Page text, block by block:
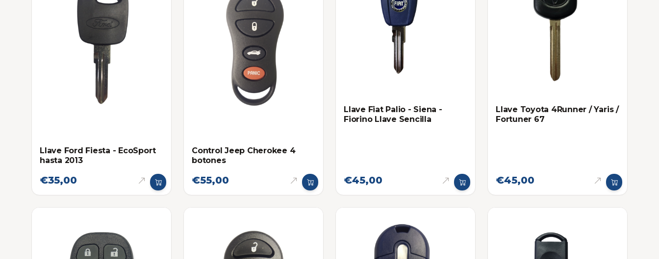
Llave Ford Fiesta - EcoSport
hasta 2013
€35,00
Control Jeep Cherokee 4
botones
€55,00
Llave Fiat Palio - Siena -
Fiorino Llave Sencilla
€45,00
Llave Toyota 4Runner / Yaris /
Fortuner 67
€45,00